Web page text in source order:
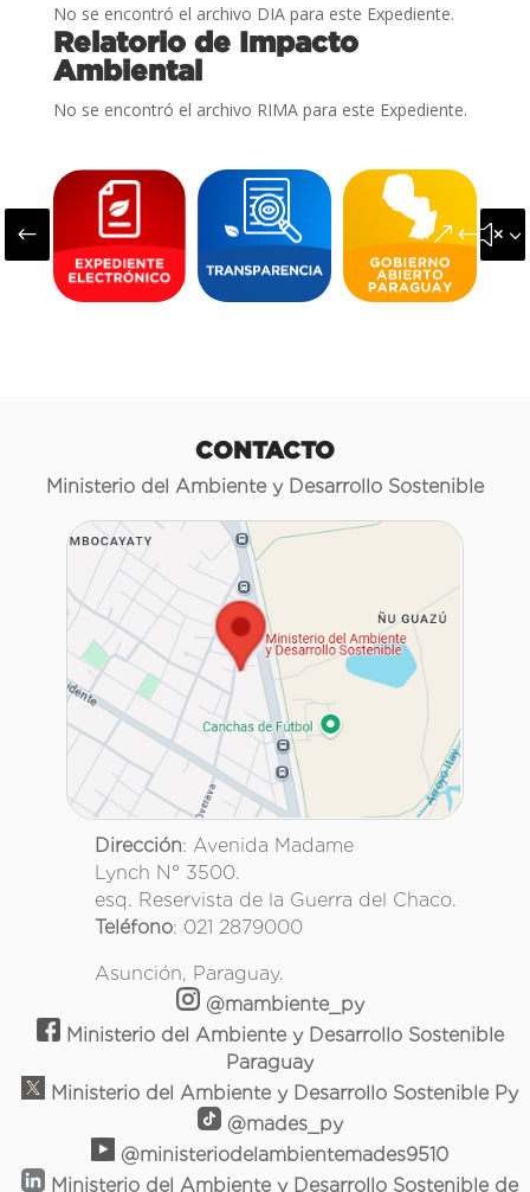
No se encontró el archivo DIA para este Expediente.
Relatorio de Impacto
Ambiental
No se encontró el archivo RIMA para este Expediente.
#
CONTACTO
Ministerio del Ambiente y Desarrollo Sostenible
Dirección: Avenida Madame
Lynch N° 3500.
esq. Reservista de la Guerra del Chaco.
Teléfono: 021 2879000
Asunción, Paraguay.
@mambiente_py
Ministerio del Ambiente y Desarrollo Sostenible
Paraguay
Ministerio del Ambiente y Desarrollo Sostenible Py
@mades_py
@ministeriodelambientemades9510
Ministerio del Ambiente y Desarrollo Sostenible de